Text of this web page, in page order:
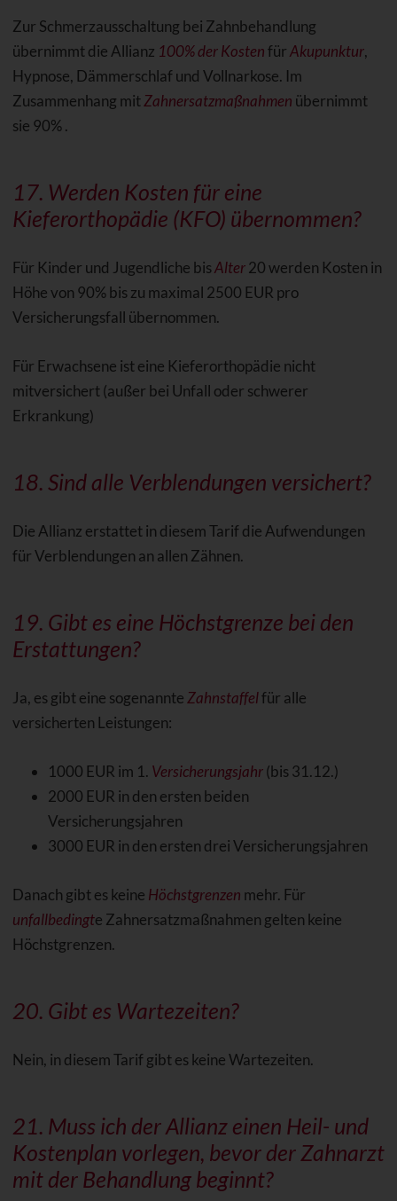
Zur Schmerzausschaltung bei Zahnbehandlung
übernimmt die Allianz 100% der KostenfürAkupunktur,
Hypnose, Dämmerschlaf und Vollnarkose. Im
Zusammenhang mitZahnersatzmaßnahmen übernimmt
sie 90% .
17. Werden Kosten für eine
Kieferorthopädie (KFO) übernommen?
Für Kinder und Jugendliche bisAlter20 werden Kosten in
Höhe von 90% bis zu maximal 2500 EUR pro
Versicherungsfall übernommen.
Für Erwachsene ist eine Kieferorthopädie nicht
mitversichert (außer bei Unfall oder schwerer
Erkrankung)
18. Sind alle Verblendungen versichert?
Die Allianz erstattet in diesem Tarif die Aufwendungen
für Verblendungen an allen Zähnen.
19. Gibt es eine Höchstgrenze bei den
Erstattungen?
Ja, es gibt eine sogenannte Zahnstaffelfür alle
versicherten Leistungen:
1000 EUR im 1. Versicherungsjahr(bis 31.12.)
2000 EUR in den ersten beiden
Versicherungsjahren
3000 EUR in den ersten drei Versicherungsjahren
Danach gibt es keine Höchstgrenzen mehr. Für
unfallbedingte Zahnersatzmaßnahmen gelten keine
Höchstgrenzen.
20. Gibt es Wartezeiten?
Nein, in diesem Tarif gibt es keine Wartezeiten.
21. Muss ich der Allianz einen Heil- und
Kostenplan vorlegen, bevor der Zahnarzt
mit der Behandlung beginnt?